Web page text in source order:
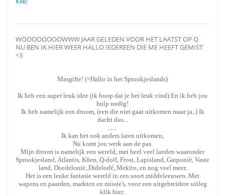
WOOOOOOOOWWW JAAR GELEDEN VOOR HET LAATST OP Q
NU BEN IK HIER WEER HALLO IEDEREEN DIE ME HEEFT GEMIST
<3
Masgifte! (=Hallo in het Sprookjeslands)
Ik heb een super leuk idee (ik hoop dat je het leuk vind) En ik heb jou
hulp nodig!
Ik heb namelijk een droom, (een die niet gaat uitkomen maar ja..) Ik
dacht dus...
......
Ik kan het ook anders laten uitkomen,
Nu komt jou werk aan de pas.
Mijn droom is namelijk een wereld, met heel veel landen waaronder
Sprookjesland, Atlantis, Kûen, Q-dolf, Frost, Lapisland, Garponië, Vaste
land, Doedelonië, Didelodé, Mekito, en nog veel meer.
Het is een leuke fantasie wereld in een soort middeleeuwen. Met
wapens en paarden, markten en missie's, voor een uitgebreidere uitleg
klik hier: